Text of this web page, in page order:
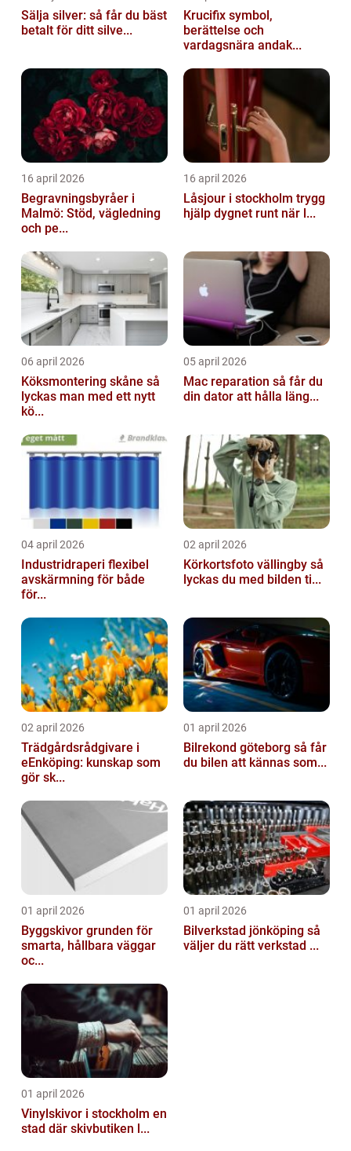
Sälja silver: så får du bäst
betalt för ditt silve...
Krucifix symbol,
berättelse och
vardagsnära andak...
16 april 2026
Begravningsbyråer i
Malmö: Stöd, vägledning
och pe...
16 april 2026
Låsjour i stockholm trygg
hjälp dygnet runt när l...
06 april 2026
Köksmontering skåne så
lyckas man med ett nytt
kö...
05 april 2026
Mac reparation så får du
din dator att hålla läng...
04 april 2026
Industridraperi flexibel
avskärmning för både
för...
02 april 2026
Körkortsfoto vällingby så
lyckas du med bilden ti...
02 april 2026
Trädgårdsrådgivare i
eEnköping: kunskap som
gör sk...
01 april 2026
Bilrekond göteborg så får
du bilen att kännas som...
01 april 2026
Byggskivor grunden för
smarta, hållbara väggar
oc...
01 april 2026
Bilverkstad jönköping så
väljer du rätt verkstad ...
01 april 2026
Vinylskivor i stockholm en
stad där skivbutiken l...